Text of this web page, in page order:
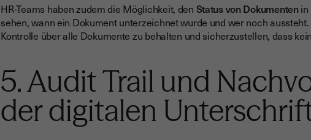
HR-Teams haben zudem die Möglichkeit, den Status von Dokumentenin
sehen, wann ein Dokument unterzeichnet wurde und wer noch
Kontrolle über alle Dokumente zu behalten und sicherzustellen, dass
5. Audit Trail und
der digitalen